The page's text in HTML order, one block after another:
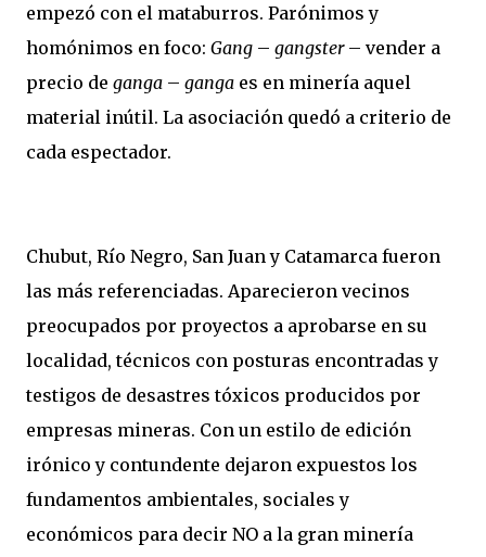
empezó con el mataburros. Parónimos y
homónimos en foco: Gang – gangster– vender a
precio de ganga – ganga es en minería aquel
material inútil. La asociación quedó a criterio de
cada espectador.
Chubut, Río Negro, San Juan y Catamarca fueron
las más referenciadas. Aparecieron vecinos
preocupados por proyectos a aprobarse en su
localidad, técnicos con posturas encontradas y
testigos de desastres tóxicos producidos por
empresas mineras. Con un estilo de edición
irónico y contundente dejaron expuestos los
fundamentos ambientales, sociales y
económicos para decir NO a la gran minería